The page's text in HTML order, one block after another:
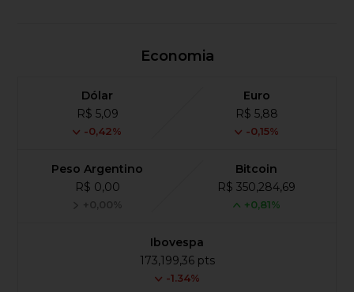
Economia
Dólar
R$ 5,09
-0,42%
Euro
R$ 5,88
-0,15%
Peso Argentino
R$ 0,00
+0,00%
Bitcoin
R$ 350,284,69
+0,81%
Ibovespa
173,199,36 pts
-1.34%